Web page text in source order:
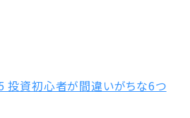
投資初心者が間違いがちな6つ